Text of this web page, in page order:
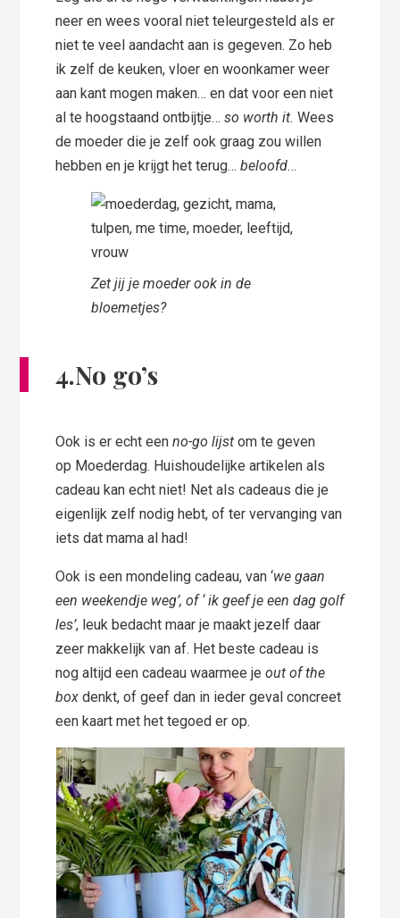
neer en wees vooral niet teleurgesteld als er
niet te veel aandacht aan is gegeven. Zo heb
ik zelf de keuken, vloer en woonkamer weer
aan kant mogen maken… en dat voor een niet
al te hoogstaand ontbijtje…so worth it.Wees
de moeder die je zelf ook graag zou willen
hebben en je krijgt het terug…beloofd…
Zet jij je moeder ook in de
bloemetjes?
4.No go’s
Ook is er echt eenno-go lijstom te geven
op Moederdag. Huishoudelijke artikelen als
cadeau kan echt niet! Net als cadeaus die je
eigenlijk zelf nodig hebt, of ter vervanging van
iets dat mama al had!
Ook is een mondeling cadeau, van ‘we gaan
een weekendje weg’, of ‘ ik geef je een dag golf
les’, leuk bedacht maar je maakt jezelf daar
zeer makkelijk van af. Het beste cadeau is
nog altijd een cadeau waarmee jeout of the
boxdenkt, of geef dan in ieder geval concreet
een kaart met het tegoed er op.